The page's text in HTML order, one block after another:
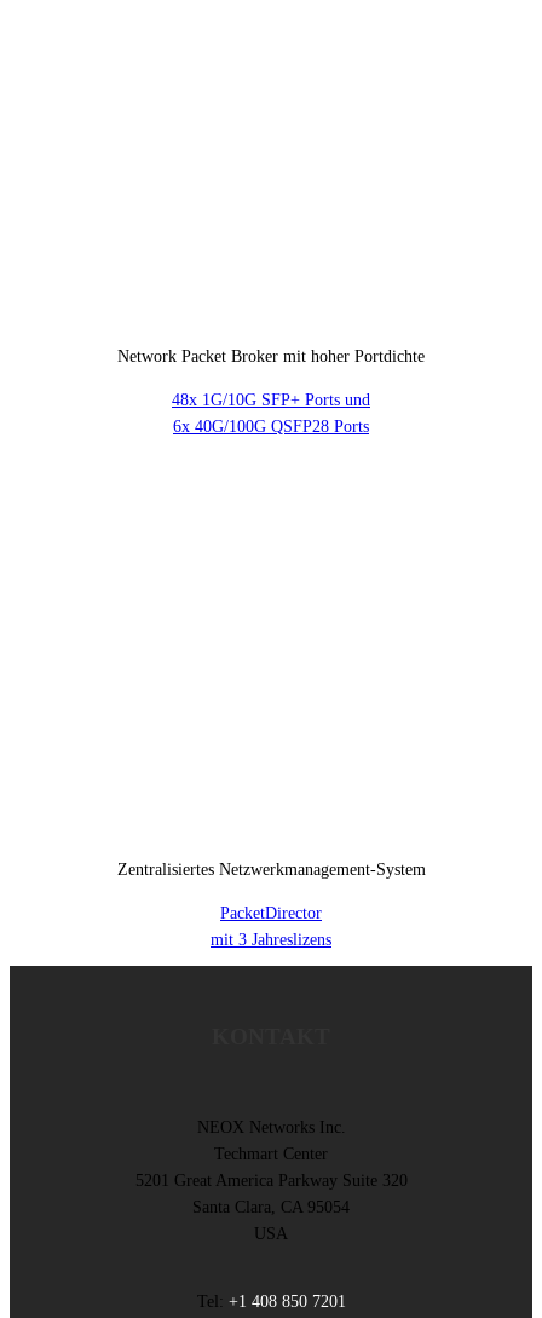
Network Packet Broker mit hoher Portdichte
48x 1G/10G SFP+ Ports und
6x 40G/100G QSFP28 Ports
Zentralisiertes Netzwerkmanagement-System
PacketDirector
mit 3 Jahreslizens
NEOX Networks Inc.
Techmart Center
5201 Great America Parkway Suite 320
Santa Clara, CA 95054
USA
Tel: +1 408 850 7201